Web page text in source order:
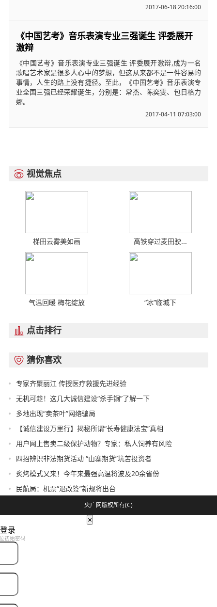
2017-06-18 20:16:00
《中国艺考》音乐表演专业三强诞生 评委展开
激辩
《中国艺考》音乐表演专业三强诞生 评委展开激辩,成为一名
歌唱艺术家是很多人心中的梦想，但这从来都不是一件容易的
事情，人生的路上没有捷径。至此，《中国艺考》音乐表演专
业全国三强已经荣耀诞生，分别是：常杰、陈奕雯、包日格力
娜。
2017-04-11 07:03:00
 视觉焦点
梯田云雾美如画 高铁穿过麦田驶...
气温回暖 梅花绽放 “冰”临城下
 点击排行
 猜你喜欢
专家齐聚丽江 传授医疗救援先进经验
无机可趁！这几大诚信建设“杀手锏”了解一下
多地出现“卖茶叶”网络骗局
【诚信建设万里行】揭秘所谓“长寿健康法宝”真相
用户网上售卖二级保护动物？专家：私人饲养有风险
四招辨识非法期货活动 “山寨期货”坑苦投资者
炙烤模式又来！今年来最强高温将波及20余省份
民航局：机票“退改签”新规将出台
央广网版权所有(C)
×
录
初始密码